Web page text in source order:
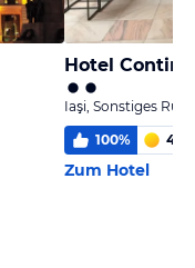
Hotel
Iaşi, Sonstiges
100% 4
Zum Hotel